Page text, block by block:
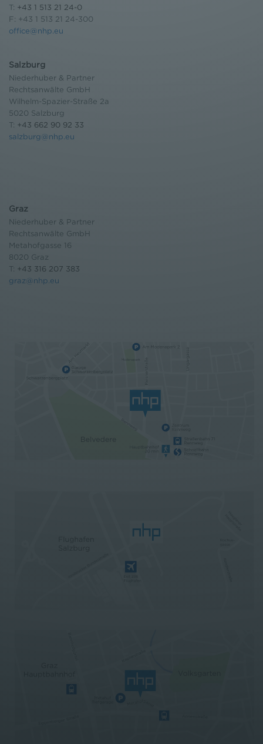
T: +43 1 513 21 24-0
F: +43 1 513 21 24-300
office@nhp.eu
Salzburg
Niederhuber & Partner
Rechtsanwälte GmbH
Wilhelm-Spazier-Straße 2a
5020 Salzburg
T: +43 662 90 92 33
salzburg@nhp.eu
Graz
Niederhuber & Partner
Rechtsanwälte GmbH
Metahofgasse 16
8020 Graz
T: +43 316 207 383
graz@nhp.eu